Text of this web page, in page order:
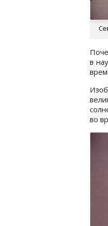
в
во